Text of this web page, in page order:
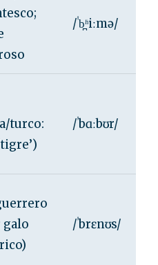
/ˈb̪ʱiːmə/
turco:
/ˈbɑːbʊr/
galo
/ˈbrɛnʊs/